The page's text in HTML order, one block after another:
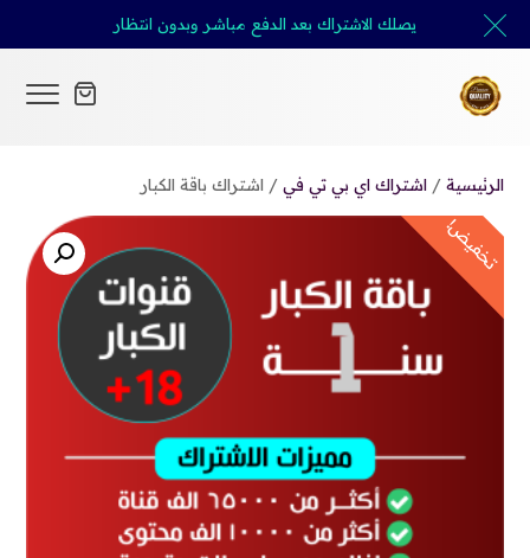
يصلك الاشتراك بعد الدفع مباشر وبدون انتظار
الرئيسية / اشتراك اي بي تي في / اشتراك باقة الكبار
تخفيض!